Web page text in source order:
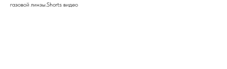
газовой линзы.Shorts видео